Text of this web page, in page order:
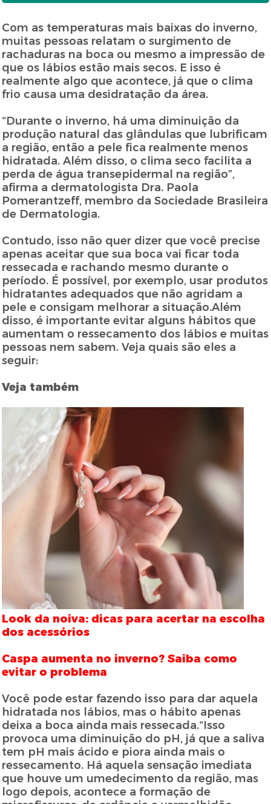
Com as temperaturas mais baixas do inverno,
muitas pessoas relatam o surgimento de
rachaduras na boca ou mesmo a impressão de
que os lábios estão mais secos. E isso é
realmente algo que acontece, já que o clima
frio causa uma desidratação da área.
“Durante o inverno, há uma diminuição da
produção natural das glândulas que lubrificam
a região, então a pele fica realmente menos
hidratada. Além disso, o clima seco facilita a
perda de água transepidermal na região”,
afirma a dermatologista Dra. Paola
Pomerantzeff, membro da Sociedade Brasileira
de Dermatologia.
Contudo, isso não quer dizer que você precise
apenas aceitar que sua boca vai ficar toda
ressecada e rachando mesmo durante o
período. É possível, por exemplo, usar produtos
hidratantes adequados que não agridam a
pele e consigam melhorar a situação.Além
disso, é importante evitar alguns hábitos que
aumentam o ressecamento dos lábios e muitas
pessoas nem sabem. Veja quais são eles a
seguir:
Veja também
Look da noiva: dicas para acertar na escolha
dos acessórios
Caspa aumenta no inverno? Saiba como
evitar o problema
Você pode estar fazendo isso para dar aquela
hidratada nos lábios, mas o hábito apenas
deixa a boca ainda mais ressecada.“Isso
provoca uma diminuição do pH, já que a saliva
tem pH mais ácido e piora ainda mais o
ressecamento. Há aquela sensação imediata
que houve um umedecimento da região, mas
logo depois, acontece a formação de